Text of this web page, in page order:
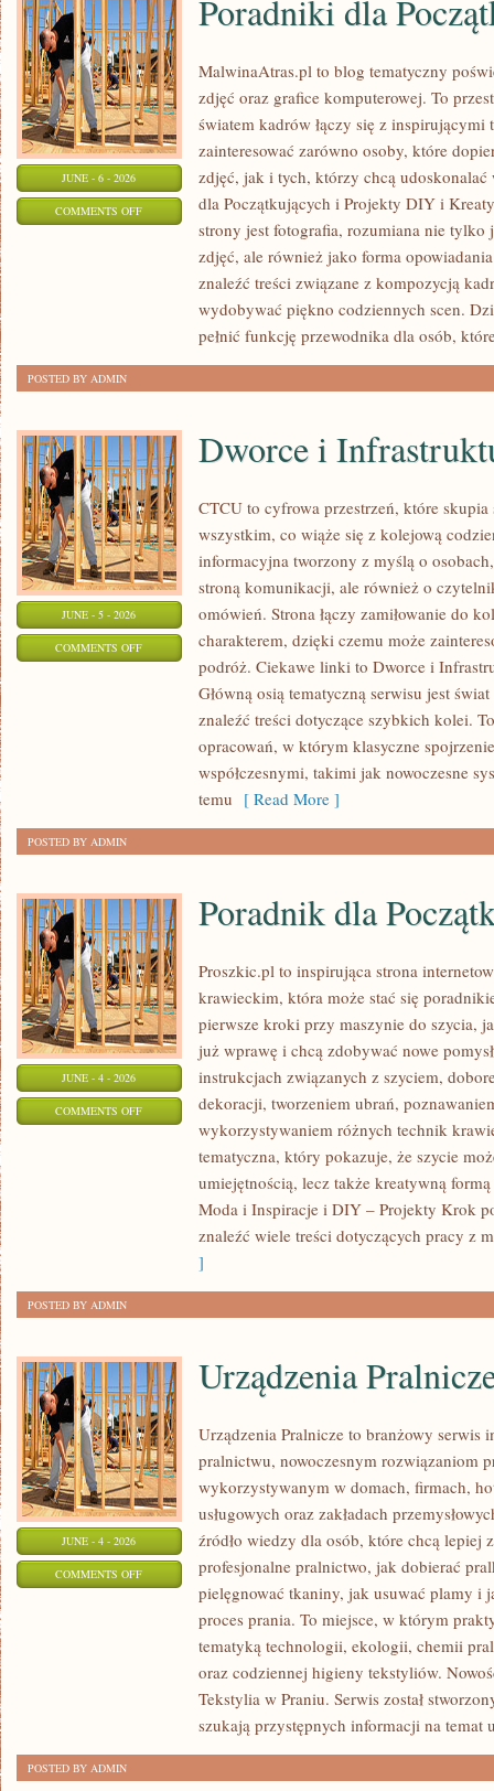
JUNE - 6 - 2026
COMMENTS OFFON
PORADNIKI
POCZĄTKUJĄCYCH
Poradniki dla
MalwinaAtras.pl to blog tematyczny
zdjęć oraz grafice komputerowej. To
światem kadrów łączy się z inspirującymi
zainteresować zarówno osoby, które
zdjęć, jak i tych, którzy chcą
dla Początkujących i Projekty DIY i
strony jest fotografia, rozumiana nie
zdjęć, ale również jako forma
znaleźć treści związane z kompozycją
wydobywać piękno codziennych scen.
pełnić funkcję przewodnika dla osób,
POSTED BY ADMIN
JUNE - 5 - 2026
COMMENTS OFFON
INFRASTRUKTURA
Dworce i
CTCU to cyfrowa przestrzeń, które skupia
wszystkim, co wiąże się z kolejową
informacyjna tworzony z myślą o
stroną komunikacji, ale również o
omówień. Strona łączy zamiłowanie do
charakterem, dzięki czemu może
podróż. Ciekawe linki to Dworce i
Główną osią tematyczną serwisu jest
znaleźć treści dotyczące szybkich kolei.
opracowań, w którym klasyczne
współczesnymi, takimi jak nowoczesne
temu [ Read More ]
POSTED BY ADMIN
JUNE - 4 - 2026
COMMENTS OFFON
POCZĄTKUJĄCYCH
Poradnik dla
Proszkic.pl to inspirująca strona
krawieckim, która może stać się
pierwsze kroki przy maszynie do szycia,
już wprawę i chcą zdobywać nowe
instrukcjach związanych z szyciem,
dekoracji, tworzeniem ubrań,
wykorzystywaniem różnych technik
tematyczna, który pokazuje, że szycie
umiejętnością, lecz także kreatywną
Moda i Inspiracje i DIY – Projekty Krok
znaleźć wiele treści dotyczących pracy z
]
POSTED BY ADMIN
JUNE - 4 - 2026
COMMENTS OFFON
URZĄDZENIA
PRALNICZE
Urządzenia
Urządzenia Pralnicze to branżowy serwis
pralnictwu, nowoczesnym rozwiązaniom
wykorzystywanym w domach, firmach,
usługowych oraz zakładach
źródło wiedzy dla osób, które chcą lepiej
profesjonalne pralnictwo, jak dobierać
pielęgnować tkaniny, jak usuwać plamy i
proces prania. To miejsce, w którym
tematyką technologii, ekologii, chemii
oraz codziennej higieny tekstyliów.
Tekstylia w Praniu. Serwis został
szukają przystępnych informacji na temat
POSTED BY ADMIN